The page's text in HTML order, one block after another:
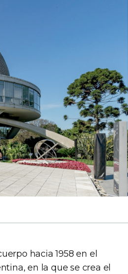
hacia 1958 en el
en la que se crea el